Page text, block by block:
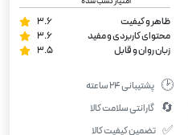
ظاهر و کیفیت
3.6
محتوای کاربردی و مفید
3.6
زبان روان و قابل
3.5
🕑 پشتیبانی ۲۴ ساعته
🔄 گارانتی سلامت کالا
✅ تضمین کیفیت کالا